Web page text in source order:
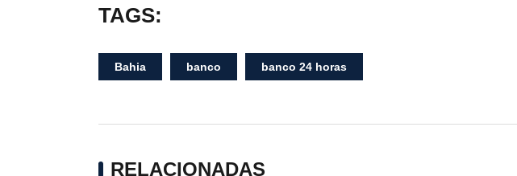
TAGS:
Bahia banco banco 24 horas
RELACIONADAS